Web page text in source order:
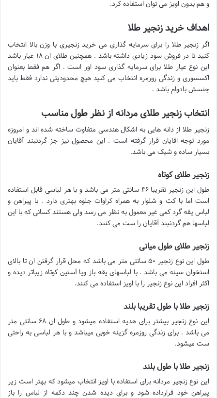
و هم بدون اویز می توان استفاده کرد.
اهداف خرید زنجیر طلا
اگر زنجیر طلا را برای سرمایه گذاری می خرید زنجیری با وزن بالا انتخاب
کنید تا در فروش سود زیادی داشته باشد . همچنین طلای ان ۱۸ عیار باشد
این نوع عیار طلا برای سرمایه گذاری سود اور است . اگر هم فقط بعنوان
اکسسوری و زندگی روزمره انتخاب می کنید هیچ محدودیتی ندارد فقط باید
جنسش بادوام باشد .
انتخاب زنجیر طلای مردانه از نظر طول مناسب
زنجیر طلا از دانه هایی به اشکال هندسی متفاوت ساخته شده اند و امروزه
مورد توجه اقایان قرار گرفته است . این محصول نیز جز گردنبند آقایان
بسیار ساده و شیک می باشد.
زنجیر طلای کوتاه
طول این زنجیر تقریبا ۴۶ سانتی متر می باشد و با هر لباسی قابل استفاده
است اما با کت و شلوار به همراه کراوات جلوه بهتری دارد . با پیراهن و
لباس یقه گرد کمی غیر معمول به نظر می رسد ولی هستند کسانی که با این
لباسها هم گردنبند آقایان را ست می کنند.
زنجیر طلای طول میانی
طول این نوع زنجیر ۵۰ سانتی متر می باشد که محل قرار گرفتن ان تا بالای
استخوان سینه می باشد . با لباسهای یقه باز ویا آستین کوتاه زیباتر دیده و
اکثر افراد این نوع زنجیر را با اویز استفاده می کنند.
زنجیر طلا با طول تقریبا بلند
این نوع زنجیر بیشتر برای هدیه استفاده میشود و طول ان ۶۸ سانتی متر
می باشد . برای زندگی روزمره گزینه خوبی میباشد و با هر لباسی به راحتی
ست میشود.
زنجیر طلا با طول بلند
این نوع زنجیر مردانه برای استفاده با اویز انتخاب میشود که بهتر است زیر
پیراهن خود قرارداده شود و برای دیده شدن چند دکمه از لباس را باز